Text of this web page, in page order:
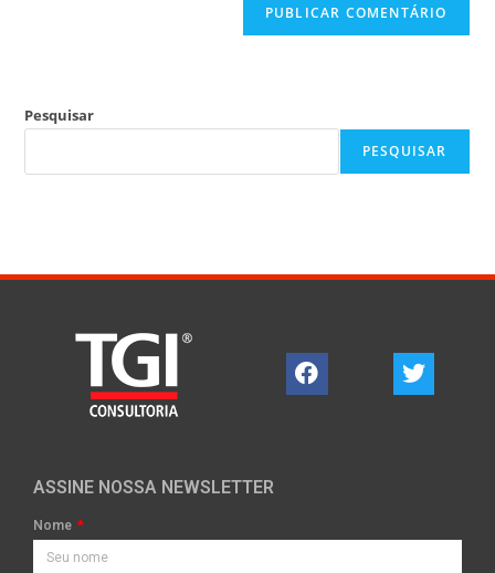
Pesquisar
PESQUISAR
ASSINE NOSSA NEWSLETTER
Nome